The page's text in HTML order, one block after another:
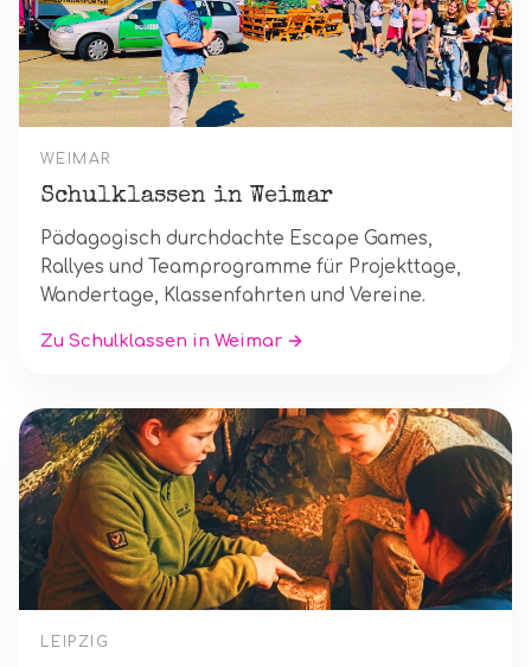
WEIMAR
Schulklassen in Weimar
Pädagogisch durchdachte Escape Games,
Rallyes und Teamprogramme für Projekttage,
Wandertage, Klassenfahrten und Vereine.
Zu Schulklassen in Weimar →
LEIPZIG